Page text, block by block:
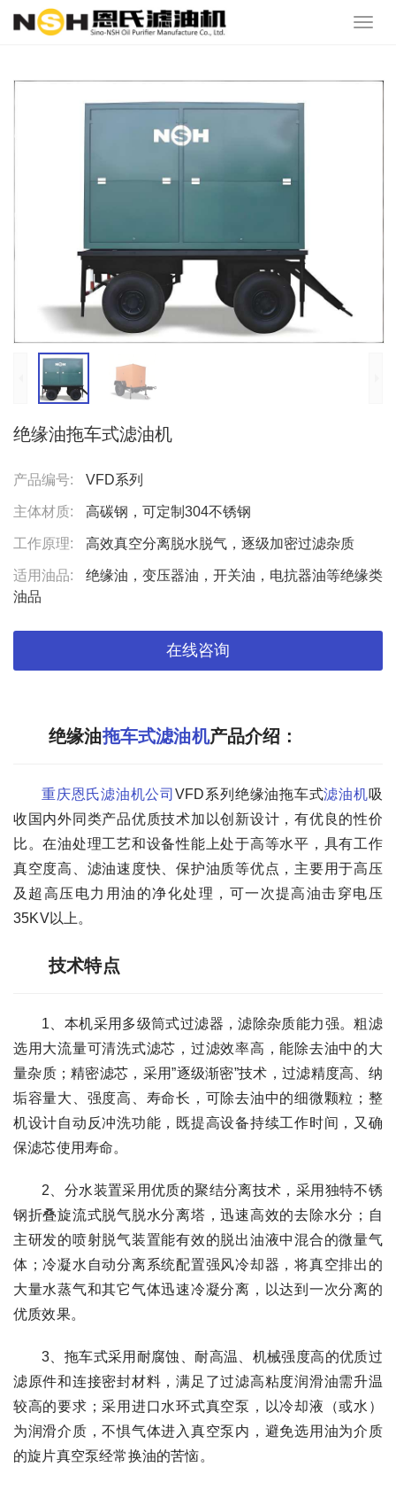
绝缘油拖车式滤油机
产品编号: VFD系列
主体材质: 高碳钢，可定制304不锈钢
工作原理: 高效真空分离脱水脱气，逐级加密过滤杂质
适用油品:
绝缘油，变压器油，开关油，电抗器油等绝缘类
油品
在线咨询
绝缘油拖车式滤油机产品介绍 :
重庆恩氏滤油机公司VFD系列绝缘油拖车式滤油机吸
收国内外同类产品优质技术加以创新设计，有优良的性价
比。在油处理工艺和设备性能上处于高等水平，具有工作
真空度高、滤油速度快、保护油质等优点，主要用于高压
及超高压电力用油的净化处理，可一次提高油击穿电压
35KV以上。
技术特点
1、本机采用多级筒式过滤器，滤除杂质能力强。粗滤
选用大流量可清洗式滤芯，过滤效率高，能除去油中的大
量杂质；精密滤芯，采用”逐级渐密”技术，过滤精度高、纳
垢容量大、强度高、寿命长，可除去油中的细微颗粒；整
机设计自动反冲洗功能，既提高设备持续工作时间，又确
保滤芯使用寿命。
2、分水装置采用优质的聚结分离技术，采用独特不锈
钢折叠旋流式脱气脱水分离塔，迅速高效的去除水分；自
主研发的喷射脱气装置能有效的脱出油液中混合的微量气
体；冷凝水自动分离系统配置强风冷却器，将真空排出的
大量水蒸气和其它气体迅速冷凝分离，以达到一次分离的
优质效果。
3、拖车式采用耐腐蚀、耐高温、机械强度高的优质过
滤原件和连接密封材料，满足了过滤高粘度润滑油需升温
较高的要求；采用进口水环式真空泵，以冷却液（或水）
为润滑介质，不惧气体进入真空泵内，避免选用油为介质
的旋片真空泵经常换油的苦恼。